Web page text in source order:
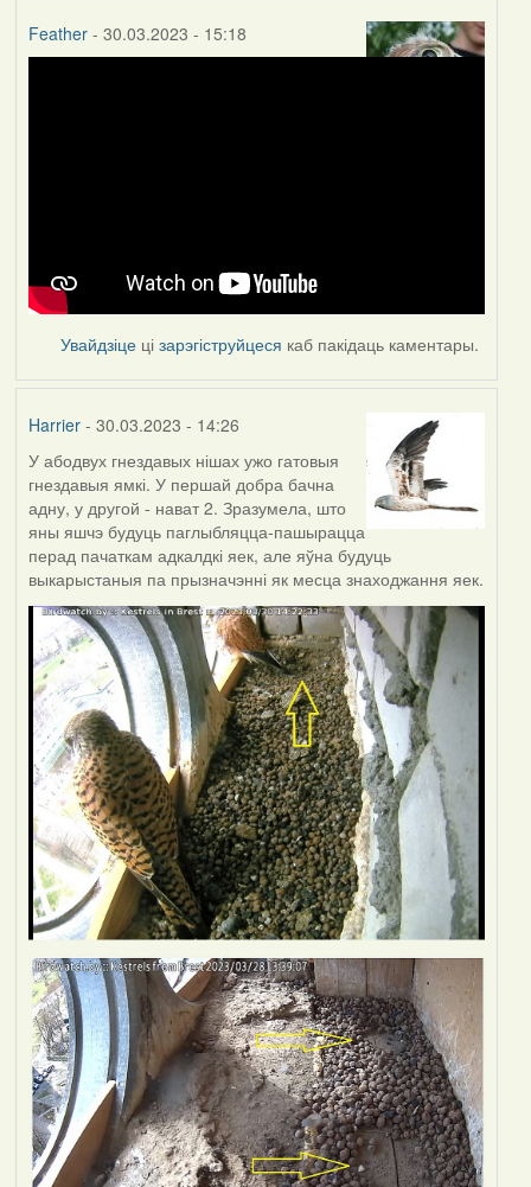
Feather- 30.03.2023 - 15:18
Увайдзіце цізарэгіструйцеся каб пакідаць каментары.
Harrier- 30.03.2023 - 14:26
У абодвух гнездавых нішах ужо гатовыя
гнездавыя ямкі. У першай добра бачна
адну, у другой - нават 2. Зразумела, што
яны яшчэ будуць паглыбляцца-пашырацца
перад пачаткам адкалдкі яек, але яўна будуць
выкарыстаныя па прызначэнні як месца знаходжання яек.